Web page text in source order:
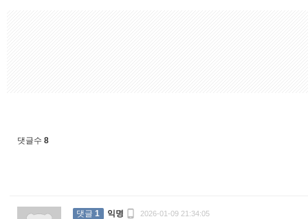
댓글수 8
댓글 1 익명  2026-01-09 21:34:05